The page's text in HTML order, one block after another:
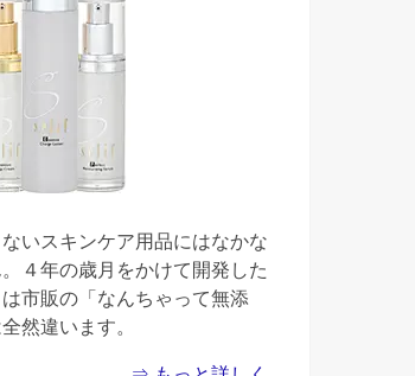
いスキンケア用品にはなかな
４年の歳月をかけて開発した
市販の「なんちゃって無添
然違います。